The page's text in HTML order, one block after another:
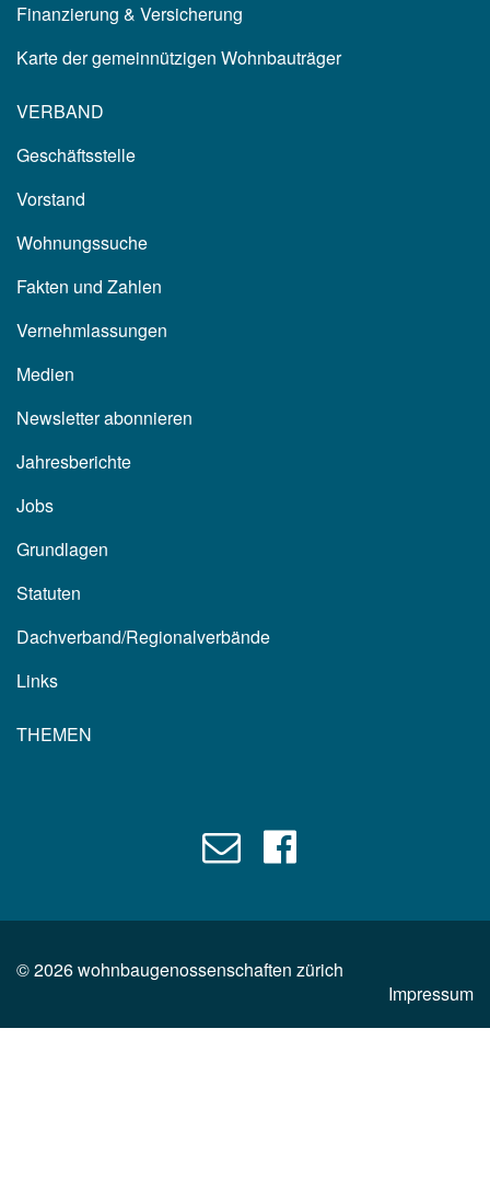
Finanzierung & Versicherung
Karte der gemeinnützigen Wohnbauträger
VERBAND
Geschäftsstelle
Vorstand
Wohnungssuche
Fakten und Zahlen
Vernehmlassungen
Medien
Newsletter abonnieren
Jahresberichte
Jobs
Grundlagen
Statuten
Dachverband/Regionalverbände
Links
THEMEN
©2026wohnbaugenossenschaften zürich
Impressum